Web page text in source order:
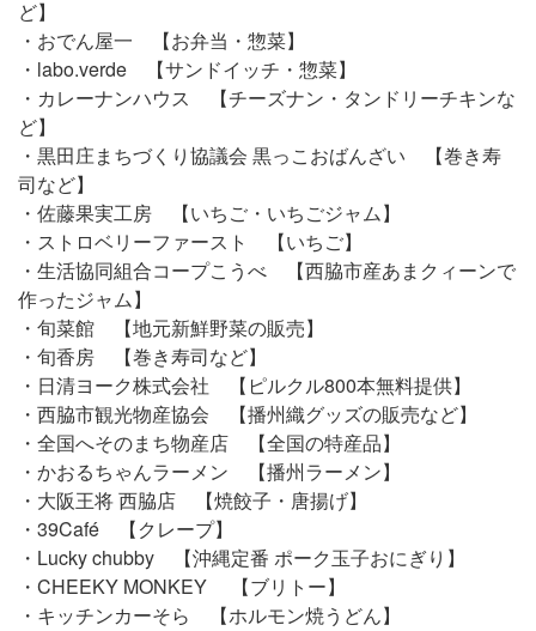
ど】
・おでん屋一 【お弁当・惣菜】
・labo.verde 【サンドイッチ・惣菜】
・カレーナンハウス 【チーズナン・タンドリーチキンな
ど】
・黒田庄まちづくり協議会 黒っこおばんざい 【巻き寿
司など】
・佐藤果実工房 【いちご・いちごジャム】
・ストロベリーファースト 【いちご】
・生活協同組合コープこうべ 【西脇市産あまクィーンで
作ったジャム】
・旬菜館 【地元新鮮野菜の販売】
・旬香房 【巻き寿司など】
・日清ヨーク株式会社 【ピルクル800本無料提供】
・西脇市観光物産協会 【播州織グッズの販売など】
・全国へそのまち物産店 【全国の特産品】
・かおるちゃんラーメン 【播州ラーメン】
・大阪王将 西脇店 【焼餃子・唐揚げ】
・39Café 【クレープ】
・Lucky chubby 【沖縄定番 ポーク玉子おにぎり】
・CHEEKY MONKEY 【ブリトー】
・キッチンカーそら 【ホルモン焼うどん】